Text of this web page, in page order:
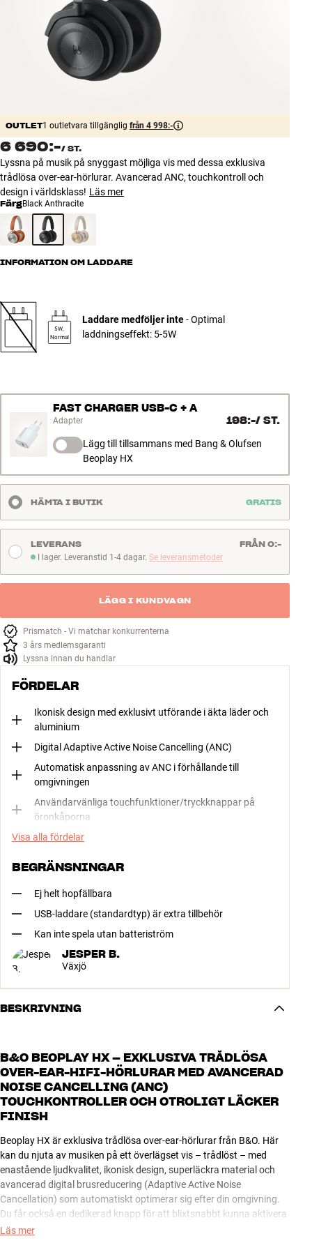
Tillbehör
INSPIRATION
MÄRKEN
ERBJUDANDEN
Hitta Butik
Kundtjänst
Logga in
Kundtjänst
Bygg med ljud
Företag
OUTLET1 outletvara tillgänglig från 4 998:-
6 690:-/ ST.
Lyssna på musik på snyggast möjliga vis med dessa exklusiva
trådlösa over-ear-hörlurar. Avancerad ANC, touchkontroll och
design i världsklass! Läs mer
FärgBlack Anthracite
INFORMATION OM LADDARE
5W,
Normal
Laddare medföljer inte- Optimal
laddningseffekt: 5-5W
FAST CHARGER USB-C + A
Adapter 198:-/ ST.
Lägg till tillsammans med Bang & Olufsen
Beoplay HX
HÄMTA I BUTIK GRATIS
I lager. Leveranstid 1-4 dagar
I lager. Leveranstid 1-4 dagar. Se leveransmetoder
LEVERANS FRÅN 0:-
LÄGG I KUNDVAGN
Prismatch - Vi matchar konkurrenterna
3 års medlemsgaranti
Lyssna innan du handlar
FÖRDELAR
Ikonisk design med exklusivt utförande i äkta läder och
aluminium
Digital Adaptive Active Noise Cancelling (ANC)
Automatisk anpassning av ANC i förhållande till
omgivningen
Användarvänliga touchfunktioner/tryckknappar på
öronkåporna
Visa alla fördelar
BEGRÄNSNINGAR
Ej helt hopfällbara
USB-laddare (standardtyp) är extra tillbehör
Kan inte spela utan batteriström
JESPER B.
Växjö
BESKRIVNING
B&O BEOPLAY HX – EXKLUSIVA TRÅDLÖSA
OVER-EAR-HIFI-HÖRLURAR MED AVANCERAD
NOISE CANCELLING (ANC)
TOUCHKONTROLLER OCH OTROLIGT LÄCKER
FINISH
Beoplay HX är exklusiva trådlösa over-ear-hörlurar från B&O. Här
kan du njuta av musiken på ett överlägset vis – trådlöst – med
enastående ljudkvalitet, ikonisk design, superläckra material och
avancerad digital brusreducering (Adaptive Active Noise
Cancellation) som automatiskt optimerar sig efter din omgivning.
Du får också en dedikerad knapp för att blixtsnabbt kunna aktivera
din röstassistent på telefonen (exempelvis Siri, Alexa, Google-
Läs mer